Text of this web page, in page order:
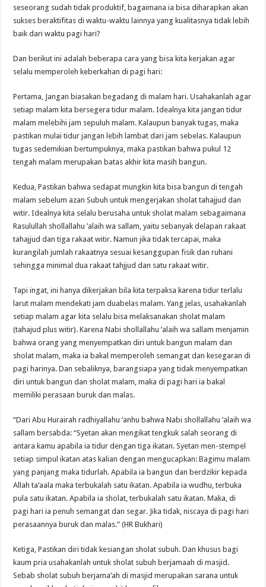
seseorang sudah tidak produktif, bagaimana ia bisa diharapkan akan
sukses beraktifitas di waktu-waktu lainnya yang kualitasnya tidak lebih
baik dari waktu pagi hari?
Dan berikut ini adalah beberapa cara yang bisa kita kerjakan agar
selalu memperoleh keberkahan di pagi hari:
Pertama, Jangan biasakan begadang di malam hari. Usahakanlah agar
setiap malam kita bersegera tidur malam. Idealnya kita jangan tidur
malam melebihi jam sepuluh malam. Kalaupun banyak tugas, maka
pastikan mulai tidur jangan lebih lambat dari jam sebelas. Kalaupun
tugas sedemikian bertumpuknya, maka pastikan bahwa pukul 12
tengah malam merupakan batas akhir kita masih bangun.
Kedua, Pastikan bahwa sedapat mungkin kita bisa bangun di tengah
malam sebelum azan Subuh untuk mengerjakan sholat tahajjud dan
witir. Idealnya kita selalu berusaha untuk sholat malam sebagaimana
Rasulullah shollallahu ’alaih wa sallam, yaitu sebanyak delapan rakaat
tahajjud dan tiga rakaat witir. Namun jika tidak tercapai, maka
kurangilah jumlah rakaatnya sesuai kesanggupan fisik dan ruhani
sehingga minimal dua rakaat tahjjud dan satu rakaat witir.
Tapi ingat, ini hanya dikerjakan bila kita terpaksa karena tidur terlalu
larut malam mendekati jam duabelas malam. Yang jelas, usahakanlah
setiap malam agar kita selalu bisa melaksanakan sholat malam
(tahajud plus witir). Karena Nabi shollallahu ’alaih wa sallam menjamin
bahwa orang yang menyempatkan diri untuk bangun malam dan
sholat malam, maka ia bakal memperoleh semangat dan kesegaran di
pagi harinya. Dan sebaliknya, barangsiapa yang tidak menyempatkan
diri untuk bangun dan sholat malam, maka di pagi hari ia bakal
memiliki perasaan buruk dan malas.
“Dari Abu Hurairah radhiyallahu ’anhu bahwa Nabi shollallahu ’alaih wa
sallam bersabda: “Syetan akan mengikat tengkuk salah seorang di
antara kamu apabila ia tidur dengan tiga ikatan. Syetan men-stempel
setiap simpul ikatan atas kalian dengan mengucapkan: Bagimu malam
yang panjang maka tidurlah. Apabila ia bangun dan berdzikir kepada
Allah ta’aala maka terbukalah satu ikatan. Apabila ia wudhu, terbuka
pula satu ikatan. Apabila ia sholat, terbukalah satu ikatan. Maka, di
pagi hari ia penuh semangat dan segar. Jika tidak, niscaya di pagi hari
perasaannya buruk dan malas.” (HR Bukhari)
Ketiga, Pastikan diri tidak kesiangan sholat subuh. Dan khusus bagi
kaum pria usahakanlah untuk sholat subuh berjamaah di masjid.
Sebab sholat subuh berjama’ah di masjid merupakan sarana untuk